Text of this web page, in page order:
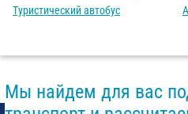
Туристический автобус
Мы найдем для вас